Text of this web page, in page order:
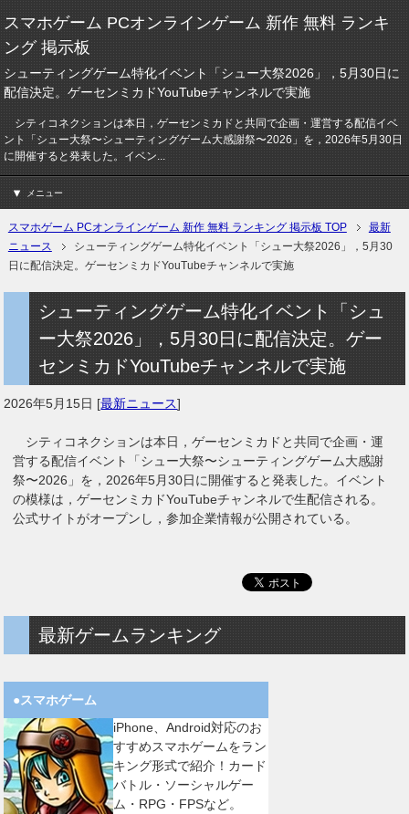
スマホゲーム PCオンラインゲーム 新作 無料 ランキ
ング 掲示板
シューティングゲーム特化イベント「シュー大祭2026」，5月30日に
配信決定。ゲーセンミカドYouTubeチャンネルで実施
シティコネクションは本日，ゲーセンミカドと共同で企画・運営する配信イベ
ント「シュー大祭〜シューティングゲーム大感謝祭〜2026」を，2026年5月30日
に開催すると発表した。イベン...
メニュー
スマホゲーム PCオンラインゲーム 新作 無料 ランキング 掲示板 TOP
最新
ニュース
シューティングゲーム特化イベント「シュー大祭2026」，5月30
日に配信決定。ゲーセンミカドYouTubeチャンネルで実施
シューティングゲーム特化イベント「シュ
ー大祭2026」，5月30日に配信決定。ゲー
センミカドYouTubeチャンネルで実施
2026年5月15日 [最新ニュース]
シティコネクションは本日，ゲーセンミカドと共同で企画・運
営する配信イベント「シュー大祭〜シューティングゲーム大感謝
祭〜2026」を，2026年5月30日に開催すると発表した。イベント
の模様は，ゲーセンミカドYouTubeチャンネルで生配信される。
公式サイトがオープンし，参加企業情報が公開されている。
最新ゲームランキング
●スマホゲーム
iPhone、Android対応のお
すすめスマホゲームをラン
キング形式で紹介！カード
バトル・ソーシャルゲー
ム・RPG・FPSなど。